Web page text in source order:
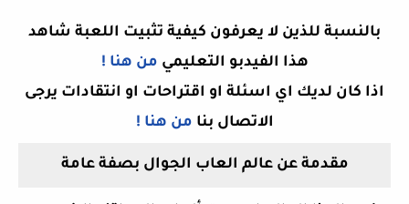
بالنسبة للذين لا يعرفون كيفية تثبيت اللعبة شاهد
هذا الفيدبو التعليمي من هنا !
اذا كان لديك اي اسئلة او اقتراحات او انتقادات يرجى
الاتصال بنا من هنا !
مقدمة عن عالم العاب الجوال بصفة عامة